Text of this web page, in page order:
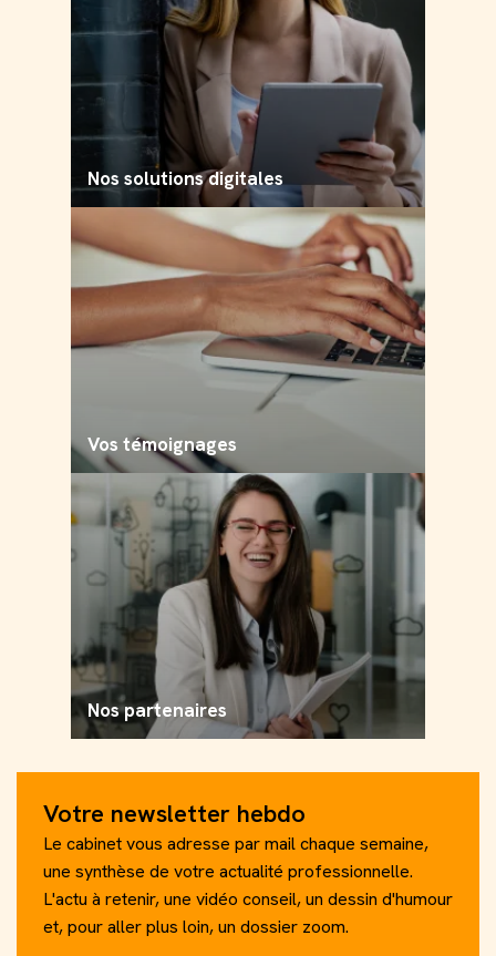
Nos solutions digitales
Vos témoignages
Nos partenaires
Votre newsletter hebdo
Le cabinet vous adresse par mail chaque semaine,
une synthèse de votre actualité professionnelle.
L'actu à retenir, une vidéo conseil, un dessin d'humour
et, pour aller plus loin, un dossier zoom.